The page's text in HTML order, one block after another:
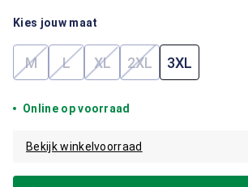
Kies jouw maat
M(Deze optie is momenteel niet
L(Deze optie is momenteel niet
XL(Deze optie is
2XL(Deze optie is
3XL
Online op voorraad
Bekijk winkelvoorraad